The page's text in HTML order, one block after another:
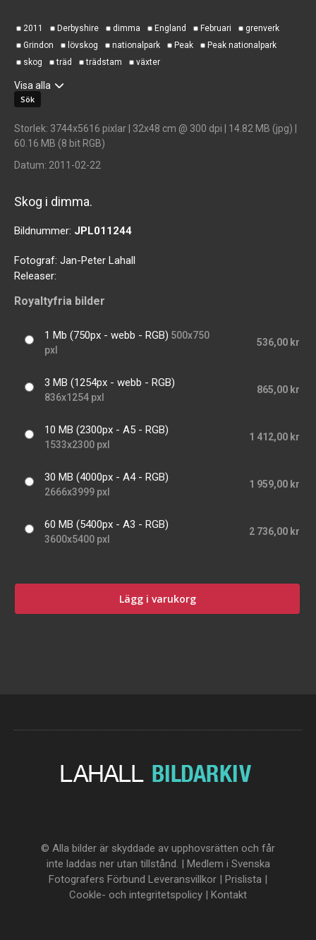
2011 Derbyshire dimma England Februari
grenverk
Grindon
lövskog nationalpark Peak
Peak nationalpark
skog
träd trädstam växter
Visa alla
Storlek: 3744x5616 pixlar | 32x48 cm @ 300 dpi | 14.82 MB (jpg) |
60.16 MB (8 bit RGB)
Datum: 2011-02-22
Skog i dimma.
Bildnummer: JPL011244
Fotograf: Jan-Peter Lahall
Releaser:
Royaltyfria bilder
1 Mb (750px - webb - RGB) 500x750
pxl
536,00 kr
3 MB (1254px - webb - RGB)
836x1254 pxl
865,00 kr
10 MB (2300px - A5 - RGB)
1533x2300 pxl
1 412,00 kr
30 MB (4000px - A4 - RGB)
2666x3999 pxl
1 959,00 kr
60 MB (5400px - A3 - RGB)
3600x5400 pxl
2 736,00 kr
Lägg i varukorg
© Alla bilder är skyddade av upphovsrätten och får
inte laddas ner utan tillstånd. | Medlem i Svenska
Fotografers Förbund Leveransvillkor | Prislista |
Cookle- och integritetspolicy | Kontakt